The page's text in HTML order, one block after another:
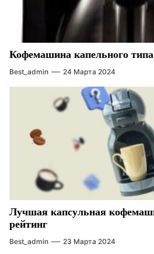
Кофемашина капельного
Best_admin 24 Марта 2024
Лучшая капсульная
рейтинг
Best_admin 23 Марта 2024